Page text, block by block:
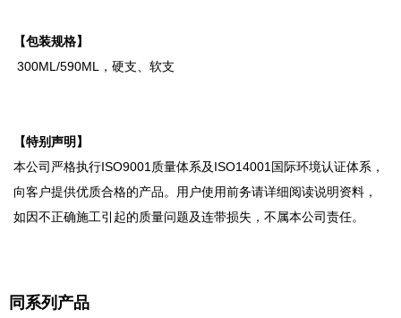
【包装规格】
300ML/590ML，硬支、软支
【特别声明】
本公司严格执行ISO9001质量体系及ISO14001国际环境认证体系，
向客户提供优质合格的产品。用户使用前务请详细阅读说明资料，
如因不正确施工引起的质量问题及连带损失，不属本公司责任。
同系列产品